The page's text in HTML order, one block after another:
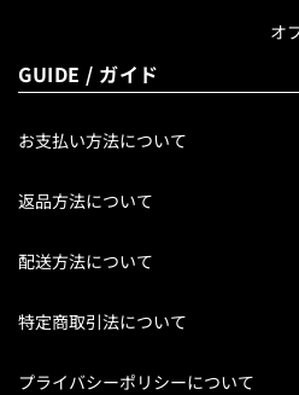
オ
GUIDE / ガイド
お支払い方法について
返品方法について
配送方法について
特定商取引法について
プライバシーポリシーについて